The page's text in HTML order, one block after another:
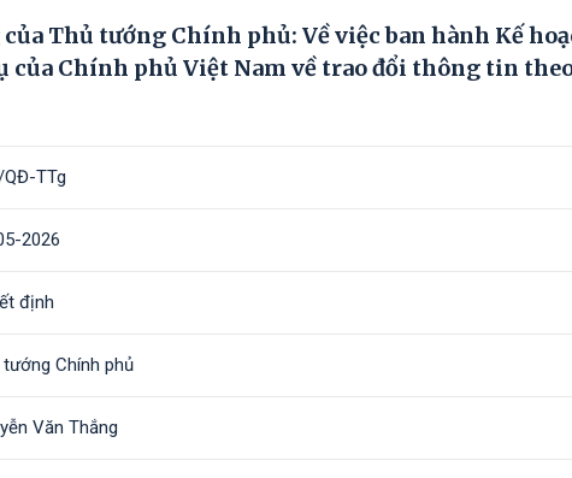
Thủ tướng Chính phủ: Về việc ban hành Kế
của Chính phủ Việt Nam về trao đổi thông tin
TTg
2026
định
tướng Chính phủ
Văn Thắng